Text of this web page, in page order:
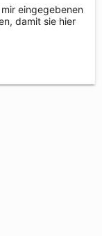
eingegebenen
damit sie hier